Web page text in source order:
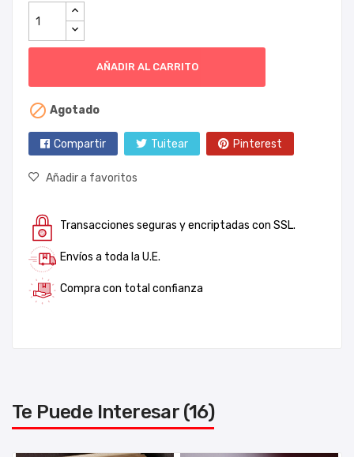
AÑADIR AL CARRITO
 Agotado
Compartir Tuitear Pinterest
Añadir a favoritos
Transacciones seguras y encriptadas con SSL.
Envíos a toda la U.E.
Compra con total confianza
Te Puede Interesar (16)